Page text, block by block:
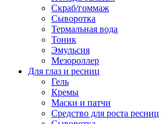
Скраб/гоммаж
Сыворотка
Термальная вода
Тоник
Эмульсия
Мезороллер
Для глаз и ресниц
Гель
Кремы
Маски и патчи
Средство для роста ресниц